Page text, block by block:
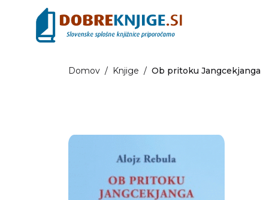
Domov / Knjige / Ob pritoku Jangcekjanga